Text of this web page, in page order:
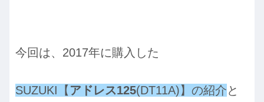
今回は、2017年に購入した
SUZUKI【 アドレス125(DT11A)】の紹介と